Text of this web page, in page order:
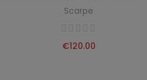
Scarpe
€120.00